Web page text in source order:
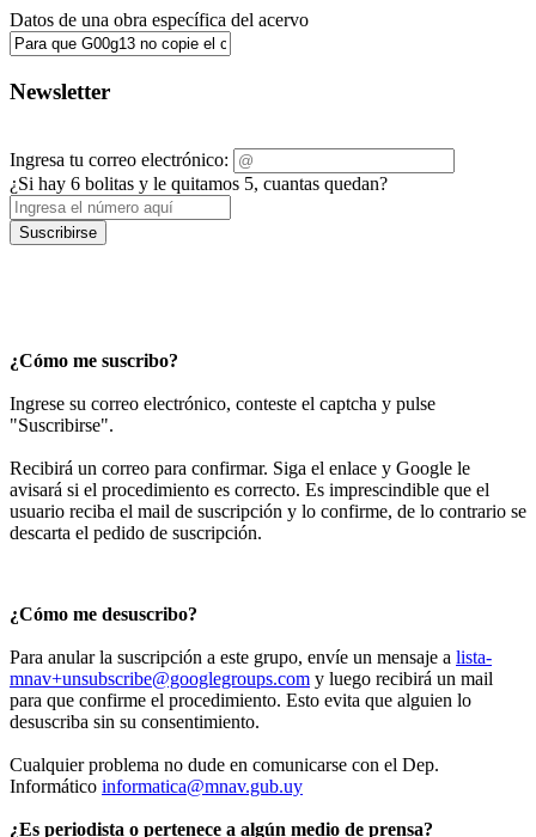
Datos de una obra específica del acervo
Newsletter
Ingresa tu correo electrónico:
¿Si hay 6 bolitas y le quitamos 5, cuantas quedan?
Suscribirse
¿Cómo me suscribo?
Ingrese su correo electrónico, conteste el captcha y pulse
"Suscribirse".
Recibirá un correo para confirmar. Siga el enlace y Google le
avisará si el procedimiento es correcto. Es imprescindible que el
usuario reciba el mail de suscripción y lo confirme, de lo contrario se
descarta el pedido de suscripción.
¿Cómo me desuscribo?
Para anular la suscripción a este grupo, envíe un mensaje a lista-
mnav+unsubscribe@googlegroups.com y luego recibirá un mail
para que confirme el procedimiento. Esto evita que alguien lo
desuscriba sin su consentimiento.
Cualquier problema no dude en comunicarse con el Dep.
Informático informatica@mnav.gub.uy
¿Es periodista o pertenece a algún medio de prensa?